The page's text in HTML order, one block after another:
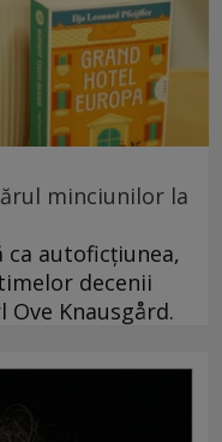
minciunilor la
autoficțiunea,
decenii
Ove Knausgård.